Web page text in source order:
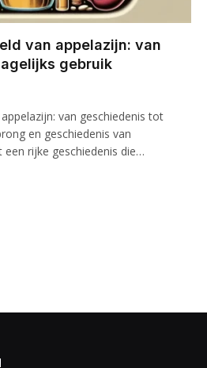
van appelazijn: van
gebruik
van geschiedenis tot
en geschiedenis van
een rijke geschiedenis die…